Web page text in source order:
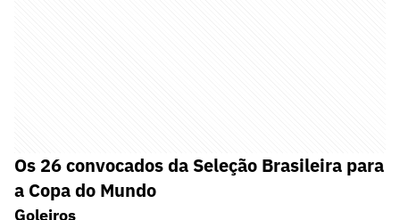
Os 26 convocados da Seleção Brasileira para
a Copa do Mundo
Goleiros